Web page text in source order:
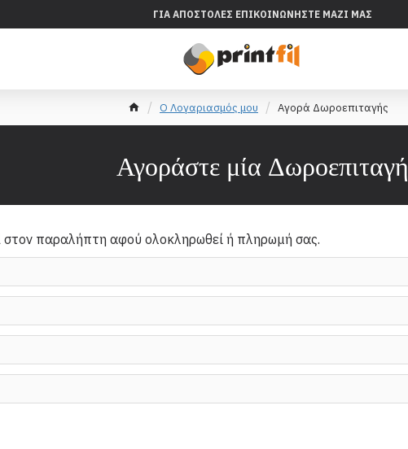
ΓΙΑ ΑΠΟΣΤΟΛΈΣ ΕΠΙΚΟΙΝΩΝΉΣΤΕ ΜΑΖΊ ΜΑΣ
O Λογαριασμός μου Αγορά Δωροεπιταγής
Αγοράστε μία Δωροεπιταγή
παραλήπτη αφού ολοκληρωθεί ή πληρωμή σας.